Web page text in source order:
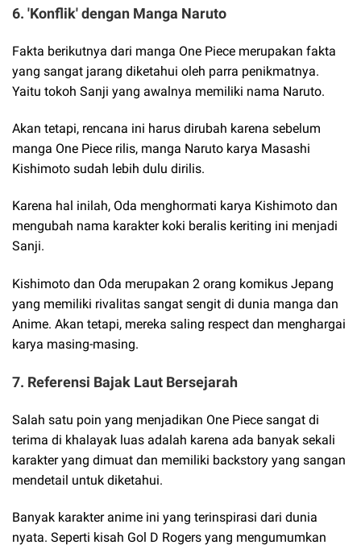
6. 'Konflik' dengan Manga Naruto
Fakta berikutnya dari manga One Piece merupakan fakta
yang sangat jarang diketahui oleh parra penikmatnya.
Yaitu tokoh Sanji yang awalnya memiliki nama Naruto.
Akan tetapi, rencana ini harus dirubah karena sebelum
manga One Piece rilis, manga Naruto karya Masashi
Kishimoto sudah lebih dulu dirilis.
Karena hal inilah, Oda menghormati karya Kishimoto dan
mengubah nama karakter koki beralis keriting ini menjadi
Sanji.
Kishimoto dan Oda merupakan 2 orang komikus Jepang
yang memiliki rivalitas sangat sengit di dunia manga dan
Anime. Akan tetapi, mereka saling respect dan menghargai
karya masing-masing.
7. Referensi Bajak Laut Bersejarah
Salah satu poin yang menjadikan One Piece sangat di
terima di khalayak luas adalah karena ada banyak sekali
karakter yang dimuat dan memiliki backstory yang sangan
mendetail untuk diketahui.
Banyak karakter anime ini yang terinspirasi dari dunia
nyata. Seperti kisah Gol D Rogers yang mengumumkan